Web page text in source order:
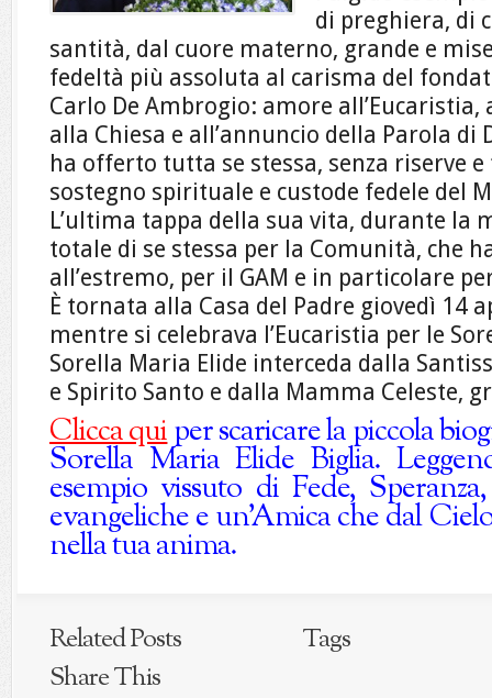
di preghiera, di
santità, dal cuore materno, grande e
fedeltà più assoluta al carisma del
Carlo De Ambrogio: amore all’Eucaristia,
alla Chiesa e all’annuncio della Parola di
ha offerto tutta se stessa, senza riserve
sostegno spirituale e custode fedele del
L’ultima tappa della sua vita, durante la
totale di se stessa per la Comunità, che
all’estremo, per il GAM e in particolare
È tornata alla Casa del Padre giovedì 14
mentre si celebrava l’Eucaristia per le
Sorella Maria Elide interceda dalla
e Spirito Santo e dalla Mamma Celeste,
Clicca quiper scaricare la piccola
Sorella Maria Elide Biglia.
esempio vissuto di Fede,
evangeliche e un’Amica che dal
nella tua anima.
Related Posts
Tags
Share This